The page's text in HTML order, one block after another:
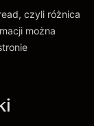
czyli różnica
można